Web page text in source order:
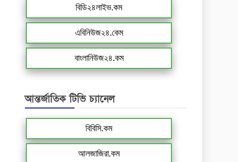
বিডি২৪লাইভ.কম
এবিনিউজ২৪.কেম
বাংলানিউজ২৪.কম
আন্তর্জাতিক টিভি চ্যানেল
বিবিসি.কম
আলজাজিরা.কম